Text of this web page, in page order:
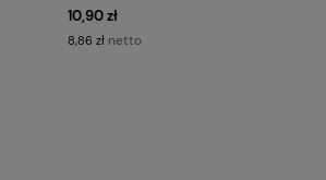
10,90 zł
8,86 zł netto